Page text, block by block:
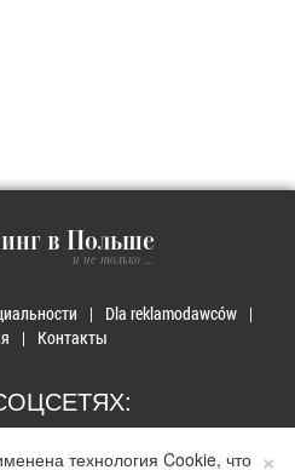
в Польше
и не только ...
Dla reklamodawców
Контакты
×
технология Cookie, что